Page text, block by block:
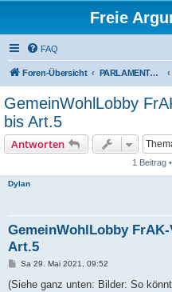
Freie
FAQ
Foren-Übersicht PARLAMENTARISCHER VERÄNDERUNGS-WEG - NEUE VOLKS-ENTSCHEID-KULTUR - ZUVORDERST ÜBERS WAHL-PROGRAMM
GemeinWohlLobby
bis Art.5
Antworten
1 Beitrag
Dylan
GemeinWohlLobby
Art.5
B
i
Sa 29. Mai 2021, 09:52
(Siehe ganz unten: Bilder: So